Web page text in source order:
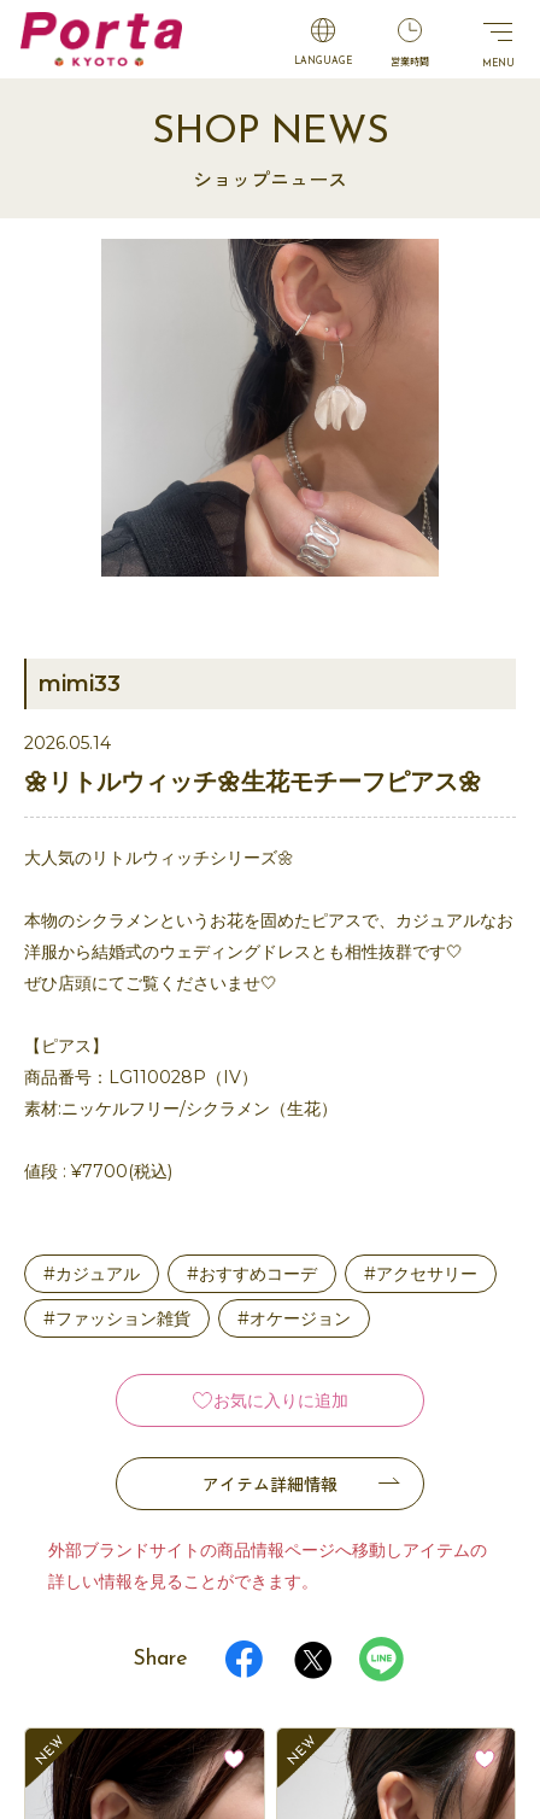
LANGUAGE 営業時間
SHOP NEWS
ショップニュース
mimi33
2026.05.14
🌼リトルウィッチ🌼生花モチーフピアス🌼
大人気のリトルウィッチシリーズ🌼
本物のシクラメンというお花を固めたピアスで、カジュアルなお
洋服から結婚式のウェディングドレスとも相性抜群です🤍
ぜひ店頭にてご覧くださいませ🤍
【ピアス】
商品番号：LG110028P（IV）
素材:ニッケルフリー/シクラメン（生花）
値段 : ¥7700(税込)
#カジュアル #おすすめコーデ #アクセサリー
#ファッション雑貨 #オケージョン
お気に入りに追加
アイテム詳細情報
外部ブランドサイトの商品情報ページへ移動しアイテムの
詳しい情報を見ることができます。
Share